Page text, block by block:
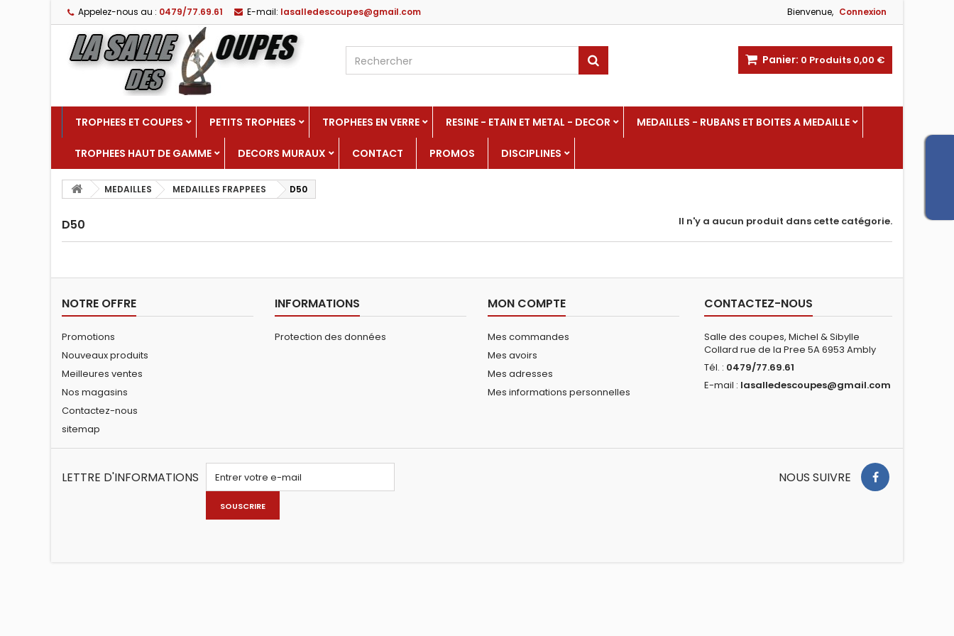
Bienvenue, Connexion
Appelez-nous au : 0479/77.69.61 E-mail: lasalledescoupes@gmail.com
Panier: 0 Produits 0,00 €
TROPHEES ET COUPES PETITS TROPHEES TROPHEES EN VERRE RESINE - ETAIN ET METAL - DECOR MEDAILLES - RUBANS ET BOITES A MEDAILLE
TROPHEES HAUT DE GAMME DECORS MURAUX CONTACT PROMOS DISCIPLINES
MEDAILLES MEDAILLES FRAPPEES D50
D50 Il n'y a aucun produit dans cette catégorie.
NOTRE OFFRE
Promotions
Nouveaux produits
Meilleures ventes
Nos magasins
Contactez-nous
sitemap
INFORMATIONS
Protection des données
MON COMPTE
Mes commandes
Mes avoirs
Mes adresses
Mes informations personnelles
CONTACTEZ-NOUS
Salle des coupes, Michel & Sibylle
Collard rue de la Pree 5A 6953 Ambly
Tél. : 0479/77.69.61
E-mail : lasalledescoupes@gmail.com
LETTRE D'INFORMATIONS
SOUSCRIRE
NOUS SUIVRE